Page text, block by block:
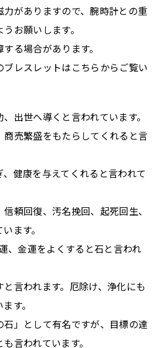
がありますので、腕時計との重
お願いします。
る場合があります。
レスレットはこちらからご覧い
出世へ導くと言われています。
売繁盛をもたらしてくれると言
健康を与えてくれると言われて
頼回復、汚名挽回、起死回生、
ます。
、金運をよくすると石と言われ
言われます。厄除け、浄化にも
す。
」として有名ですが、目標の達
言われています。